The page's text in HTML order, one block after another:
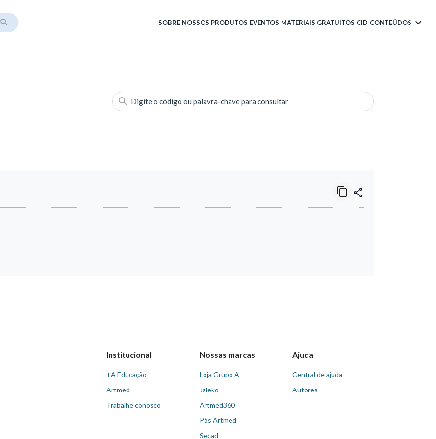
SOBRE NOSSOS PRODUTOS EVENTOS MATERIAIS GRATUITOS CID CONTEÚDOS
Digite o código ou palavra-chave para consultar
Institucional
+A Educação
Artmed
Trabalhe conosco
Nossas marcas
Loja Grupo A
Jaleko
Artmed360
Pós Artmed
Secad
Ajuda
Central de ajuda
Autores